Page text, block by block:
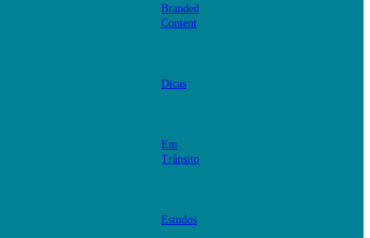
Branded
Content
Dicas
Em
Trânsito
Estudos